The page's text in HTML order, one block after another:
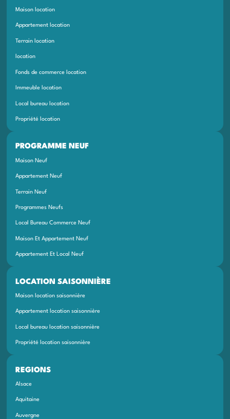
Maison location
Appartement location
Terrain location
Local bureau location
Propriété location
location
Fonds de commerce location
Immeuble location
PROGRAMME NEUF
Programmes Neufs
Appartement Neuf
Maison Neuf
Local Bureau Commerce Neuf
Terrain Neuf
Maison Et Appartement Neuf
Appartement Et Local Neuf
LOCATION SAISONNIÈRE
Maison location saisonnière
Appartement location saisonnière
Local bureau location saisonnière
Propriété location saisonnière
REGIONS
Alsace
Aquitaine
Auvergne